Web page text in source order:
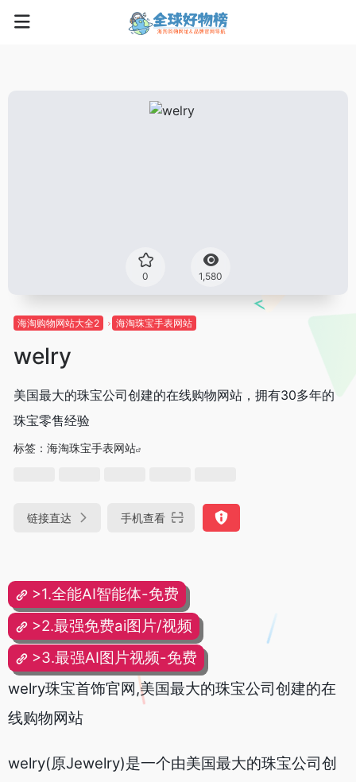
0 1,580
海淘购物网站大全2 海淘珠宝手表网站
welry
美国最大的珠宝公司创建的在线购物网站，拥有30多年的
珠宝零售经验
标签： 海淘珠宝手表网站
链接直达 手机查看
>1.全能AI智能体-免费
>2.最强免费ai图片/视频
>3.最强AI图片视频-免费
welry珠宝首饰官网,美国最大的珠宝公司创建的在
线购物网站
welry(原Jewelry)是一个由美国最大的珠宝公司创